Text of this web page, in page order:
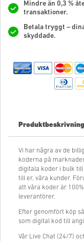
Mindre än 0,3 %
transaktioner.
Betala tryggt –
skyddade.
Produktbeskrivning
Vi har några av de
koderna på
digitala koder i bulk
till er, våra kunder.
att våra koder är
leverantörer.
Efter genomfört köp
som digital kod till
Vår Live Chat (24/7)